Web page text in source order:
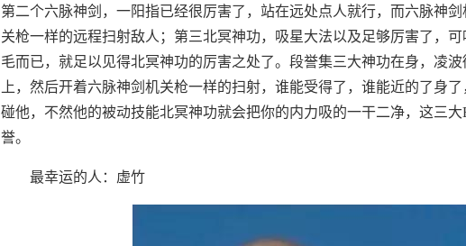
第二个六脉神剑，一阳指已经很厉害了，站在远处点人就行，而六脉神
关枪一样的远程扫射敌人；第三北冥神功，吸星大法以及足够厉害了，
毛而已，就足以见得北冥神功的厉害之处了。段誉集三大神功在身，凌
上，然后开着六脉神剑机关枪一样的扫射，谁能受得了，谁能近的了身
碰他，不然他的被动技能北冥神功就会把你的内力吸的一干二净，这三
誉。
最幸运的人：虚竹